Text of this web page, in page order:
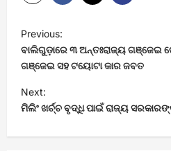
o
s
t
n
a
Previous:
ବାଲିଗୁଡ଼ାରେ ୩ ଅନ୍ତଃରାଜ୍ୟ ଗଞ୍ଜେଇ
ଗଞ୍ଜେଇ ସହ ଟୟୋଟା କାର ଜବତ
Next:
ମିଲିଂ ଖର୍ଚ୍ଚ ବୃଦ୍ଧି ପାଇଁ ରାଜ୍ୟ